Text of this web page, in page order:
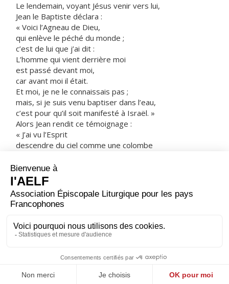
Le lendemain, voyant Jésus venir vers lui,
Jean le Baptiste déclara :
« Voici l’Agneau de Dieu,
qui enlève le péché du monde ;
c’est de lui que j’ai dit :
L’homme qui vient derrière moi
est passé devant moi,
car avant moi il était.
Et moi, je ne le connaissais pas ;
mais, si je suis venu baptiser dans l’eau,
c’est pour qu’il soit manifesté à Israël. »
Alors Jean rendit ce témoignage :
« J’ai vu l’Esprit
descendre du ciel comme une colombe
Et moi, je ne le connaissais pas,
mais celui qui m’a envoyé baptiser dans l’eau m’a dit :
“Celui sur qui tu verras l’Esprit descendre et demeurer,
celui-là baptise dans l’Esprit Saint.”
Moi, j’ai vu, et je rends témoignage :
c’est lui le Fils de Dieu. »
– Acclamons la Parole de Dieu.